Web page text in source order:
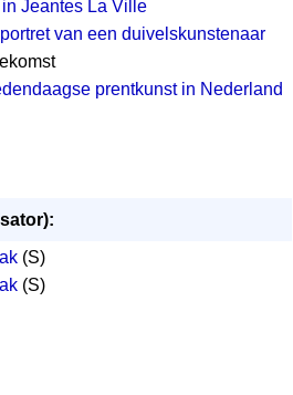
Jeantes La Ville
van een duivelskunstenaar
prentkunst in Nederland
(S)
(S)